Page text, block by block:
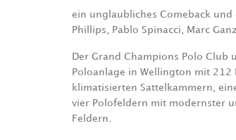
ein unglaubliches Comeback
Phillips, Pablo Spinacci, Marc
Der Grand Champions Polo
Poloanlage in Wellington mit
klimatisierten Sattelkammern,
vier Polofeldern mit modernster
Feldern.